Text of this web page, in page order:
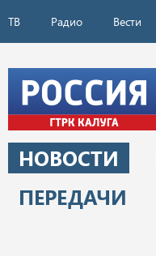
ТВ Радио Вести
НОВОСТИ
ПЕРЕДАЧИ